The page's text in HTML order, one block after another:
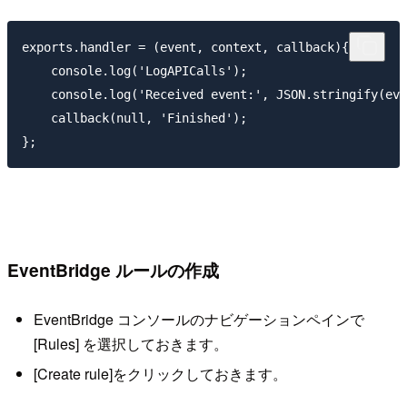
exports.handler = (event, context, callback){
    console.log('LogAPICalls');
console.log('Received event:',
    callback(null, 'Finished');
EventBridge ルールの作成
EventBridge コンソールのナビゲーションペインで
[Rules] を選択しておきます。
[Create rule]をクリックしておきます。